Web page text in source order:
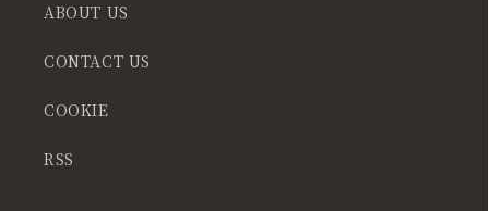
ABOUT US
CONTACT US
COOKIE
RSS